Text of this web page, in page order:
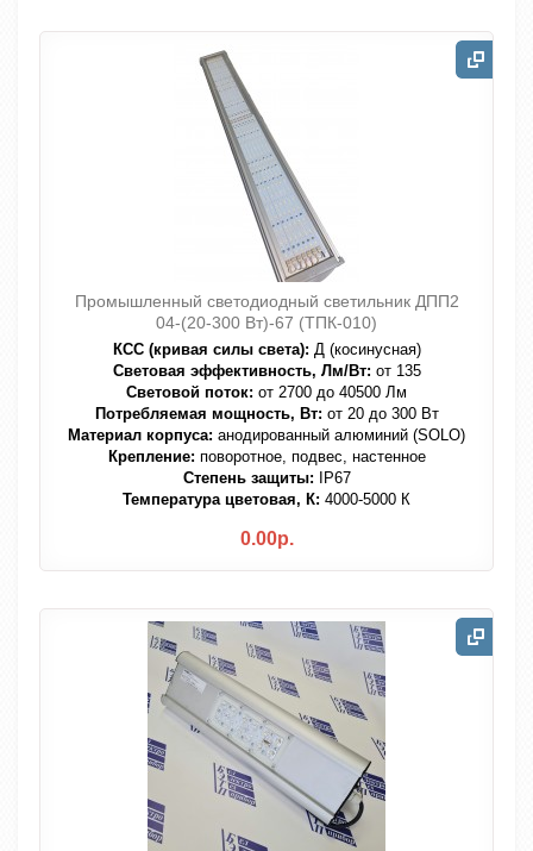
Промышленный светодиодный светильник ДПП2
04-(20-300 Вт)-67 (ТПК-010)
КСС (кривая силы света): Д (косинусная)
Световая эффективность, Лм/Вт: от 135
Световой поток: от 2700 до 40500 Лм
Потребляемая мощность, Вт: от 20 до 300 Вт
Материал корпуса: анодированный алюминий (SOLO)
Крепление: поворотное, подвес, настенное
Степень защиты: IP67
Температура цветовая, К: 4000-5000 К
0.00р.